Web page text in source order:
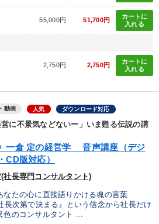
ミナー収録講演ＣＤ・講演ＤＶＤ・デジ
ーミング・ダウンロード）
織づくり
食業
コンサルタント
55,000円 51,700円
カートに
入れる
2,750円 2,750円
カートに
入れる
動画 人気 ダウンロード対応
営に不景気などないー」いま甦る伝説の講
》一倉 定の経営学 音声講座（デジ
CD版対応）
長専門コンサルタント)
なたの心に直接語りかける魂の言葉
長次第で決まる』という信念から社長だけ
色のコンサルタント ...